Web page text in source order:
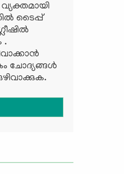
ടൈപ്പ്
.
ചോദ്യങ്ങള്‍